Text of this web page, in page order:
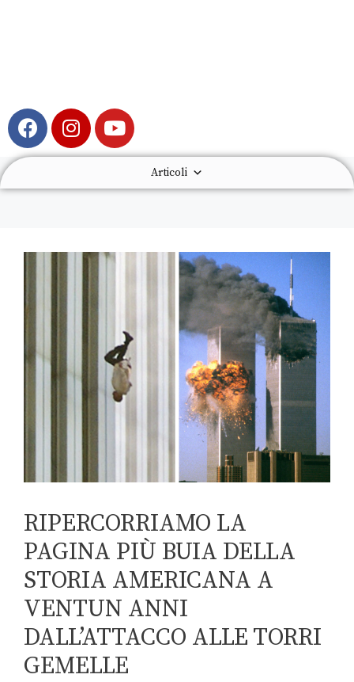
Articoli
RIPERCORRIAMO LA
PAGINA PIÙ BUIA DELLA
STORIA AMERICANA A
VENTUN ANNI
DALL’ATTACCO ALLE TORRI
GEMELLE